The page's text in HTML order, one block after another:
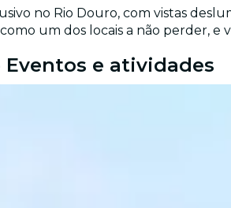
no Rio Douro, com vistas
um dos locais a não perder,
Eventos e atividades